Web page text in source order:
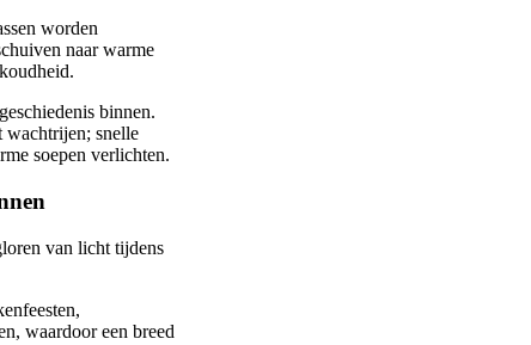
worden
naar warme
binnen.
wachtrijen; snelle
soepen verlichten.
van licht tijdens
waardoor een breed